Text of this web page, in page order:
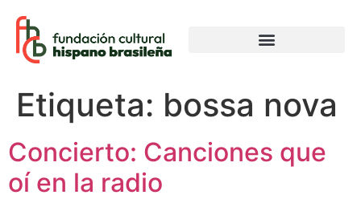
Etiqueta: bossa nova
Concierto: Canciones que
oí en la radio